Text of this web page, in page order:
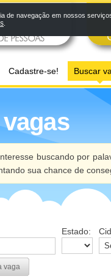
Cadastre-se! Buscar
buscando por
sua chance de
Estado:
vaga
navegação em nossos